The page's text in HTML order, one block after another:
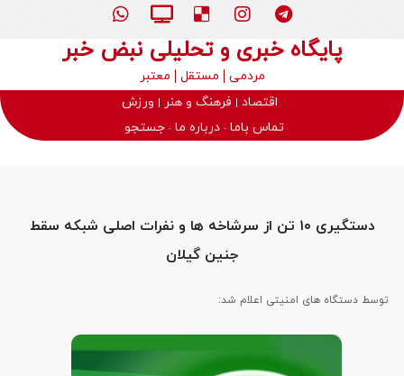
پایگاه خبری و تحلیلی نبض خبر
مردمی مستقل
معتبر
اقتصاد
فرهنگ و هنر
ورزش
تماس باما درباره ما جستجو
دستگیری ۱۰ تن از سرشاخه ها و نفرات اصلی شبکه سقط
جنین گیلان
توسط دستگاه های امنیتی اعلام شد: